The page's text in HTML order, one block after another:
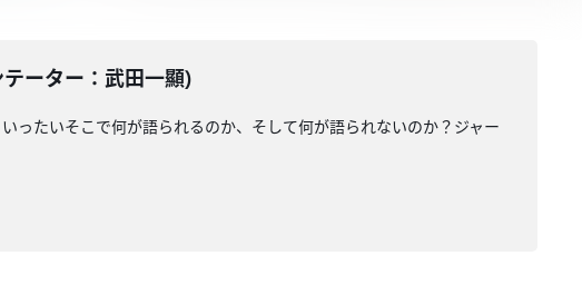
ーター：武田一顯)
ったいそこで何が語られるのか、そして何が語られないのか？ジャー